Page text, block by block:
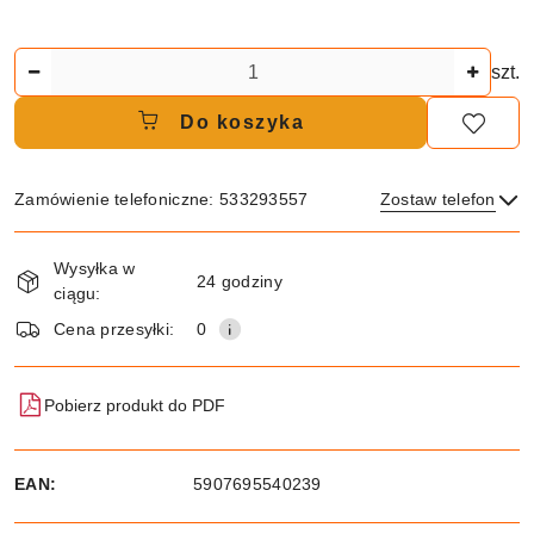
szt.
Do koszyka
Zamówienie telefoniczne: 533293557 Zostaw telefon
i
dostawa
Wysyłka w
ciągu:
24 godziny
Cena przesyłki: 0
Pobierz produkt do PDF
EAN: 5907695540239